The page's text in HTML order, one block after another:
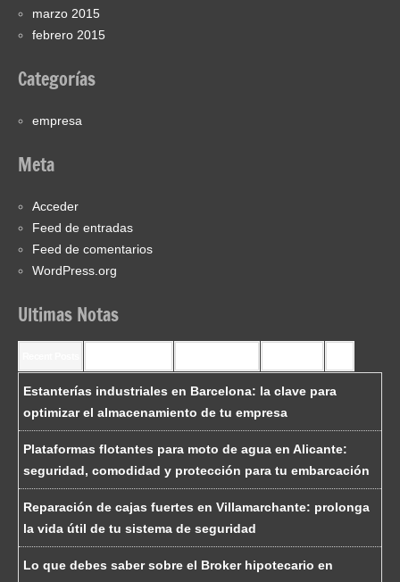
marzo 2015
febrero 2015
Categorías
empresa
Meta
Acceder
Feed de entradas
Feed de comentarios
WordPress.org
Ultimas Notas
Estanterías industriales en Barcelona: la clave para
optimizar el almacenamiento de tu empresa
Plataformas flotantes para moto de agua en Alicante:
seguridad, comodidad y protección para tu embarcación
Reparación de cajas fuertes en Villamarchante: prolonga
la vida útil de tu sistema de seguridad
Lo que debes saber sobre el Broker hipotecario en